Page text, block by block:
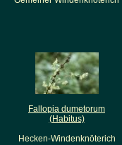
Fallopia dumetorum
(Habitus)
Hecken-Windenknöterich